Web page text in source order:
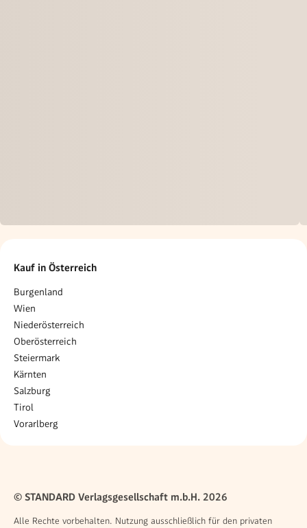
Kauf in Österreich
Burgenland
Wien
Niederösterreich
Oberösterreich
Steiermark
Kärnten
Salzburg
Tirol
Vorarlberg
© STANDARD Verlagsgesellschaft m.b.H. 2026
Alle Rechte vorbehalten. Nutzung ausschließlich für den privaten